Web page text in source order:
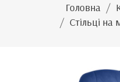
Головна
Стільці на